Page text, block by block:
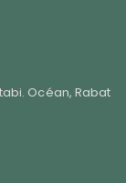
Océan, Rabat